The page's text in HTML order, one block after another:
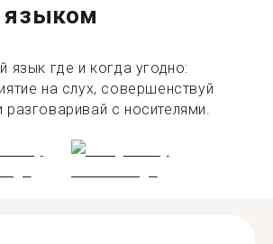
языком
язык где и когда угодно:
на слух, совершенствуй
с носителями.